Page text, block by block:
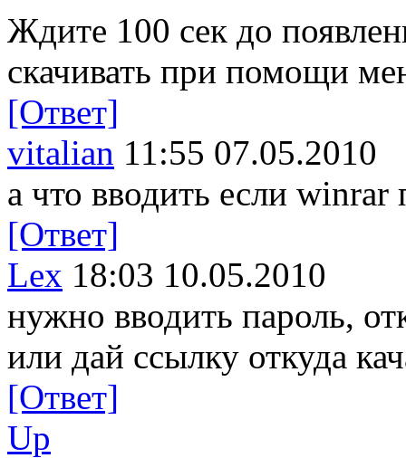
Ждите 100 сек до
скачивать при помощи
[Ответ]
vitalian 11:55 07.05.2010
а что вводить если winrar
[Ответ]
Lex 18:03 10.05.2010
нужно вводить пароль,
или дай ссылку откуда
[Ответ]
Up